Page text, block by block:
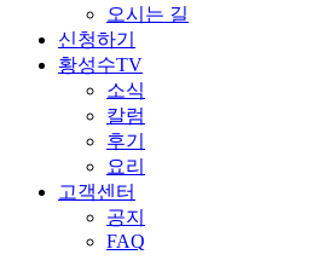
오시는 길
신청하기
황성수TV
소식
칼럼
후기
요리
고객센터
공지
FAQ